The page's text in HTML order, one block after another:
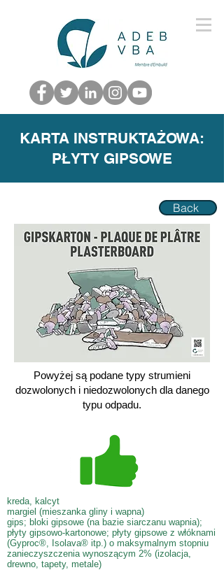
KARTA INSTRUKTAŻOWA:
PŁYTY GIPSOWE
Back
Powyżej są podane typy strumieni
dozwolonych i niedozwolonych dla danego
typu odpadu.
kreda, kalcyt
margiel (mieszanka gliny i wapna)
gips; bloki gipsowe (na bazie siarczanu wapnia);
płyty gipsowo-kartonowe; płyty gipsowe z włóknami
(Gyproc®, Isolava® itp.) o maksymalnym stopniu
zanieczyszczenia wynoszącym 2% (izolacja,
drewno, tapety, metale)